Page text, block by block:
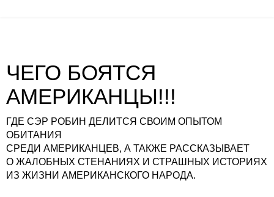
ЧЕГО БОЯТСЯ
АМЕРИКАНЦЫ!!!
ГДЕ СЭР РОБИН ДЕЛИТСЯ СВОИМ ОПЫТОМ
ОБИТАНИЯ
СРЕДИ АМЕРИКАНЦЕВ, А ТАКЖЕ РАССКАЗЫВАЕТ
О ЖАЛОБНЫХ СТЕНАНИЯХ И СТРАШНЫХ ИСТОРИЯХ
ИЗ ЖИЗНИ АМЕРИКАНСКОГО НАРОДА.